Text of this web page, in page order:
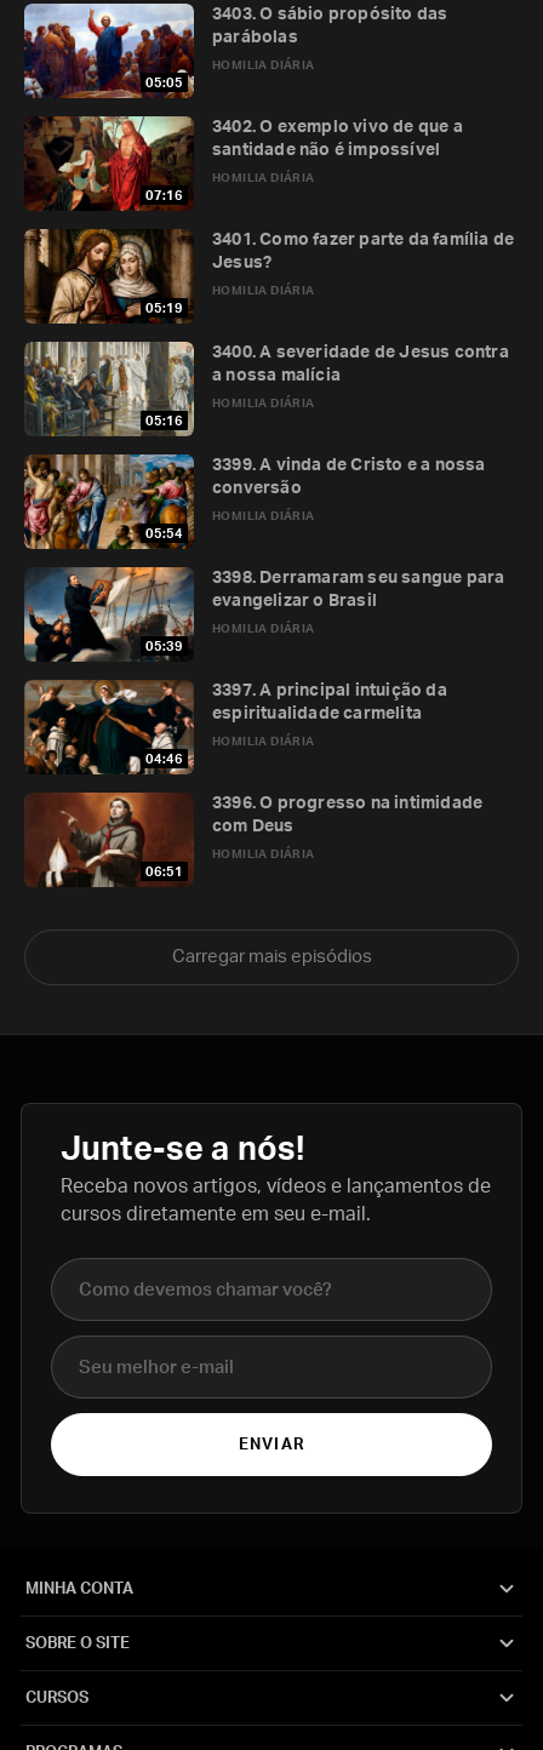
05:05
HOMILIA DIÁRIA
3403. O sábio propósito das
parábolas
07:16
HOMILIA DIÁRIA
3402. O exemplo vivo de que a
santidade não é impossível
05:19
HOMILIA DIÁRIA
3401. Como fazer parte da família de
Jesus?
05:16
HOMILIA DIÁRIA
3400. A severidade de Jesus contra
a nossa malícia
05:54
HOMILIA DIÁRIA
3399. A vinda de Cristo e a nossa
conversão
05:39
HOMILIA DIÁRIA
3398. Derramaram seu sangue para
evangelizar o Brasil
04:46
HOMILIA DIÁRIA
3397. A principal intuição da
espiritualidade carmelita
06:51
HOMILIA DIÁRIA
3396. O progresso na intimidade
com Deus
Carregar mais episódios
Junte-se a nós!
Receba novos artigos, vídeos e lançamentos de
cursos diretamente em seu e-mail.
Nome completo
E-mail
ENVIAR
MINHA CONTA
SOBRE O SITE
CURSOS